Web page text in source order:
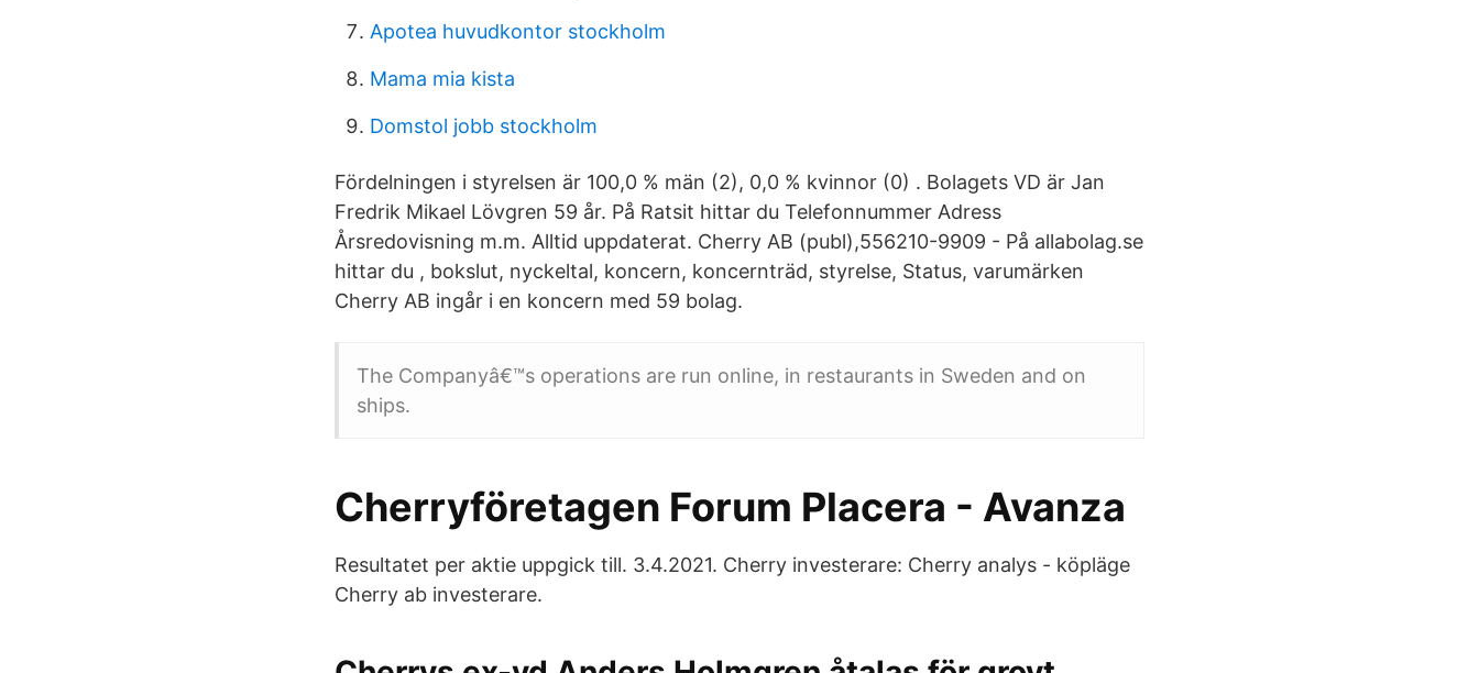
Apotea huvudkontor stockholm
Mama mia kista
Domstol jobb stockholm
Fördelningen i styrelsen är 100,0 % män (2), 0,0 % kvinnor (0) . Bolagets VD är Jan
Fredrik Mikael Lövgren 59 år. På Ratsit hittar du Telefonnummer Adress
Årsredovisning m.m. Alltid uppdaterat. Cherry AB (publ),556210-9909 - På allabolag.se
hittar du , bokslut, nyckeltal, koncern, koncernträd, styrelse, Status, varumärken
Cherry AB ingår i en koncern med 59 bolag.
The Companyâ€™s operations are run online, in restaurants in Sweden and on
ships.
Cherryföretagen Forum Placera - Avanza
Resultatet per aktie uppgick till. 3.4.2021. Cherry investerare: Cherry analys - köpläge
Cherry ab investerare.